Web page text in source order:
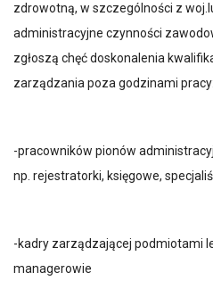
zdrowotną, w szczególności z
administracyjne czynności
zgłoszą chęć doskonalenia
zarządzania poza godzinami pracy:
-pracowników pionów
np. rejestratorki, księgowe,
-kadry zarządzającej podmiotami
managerowie